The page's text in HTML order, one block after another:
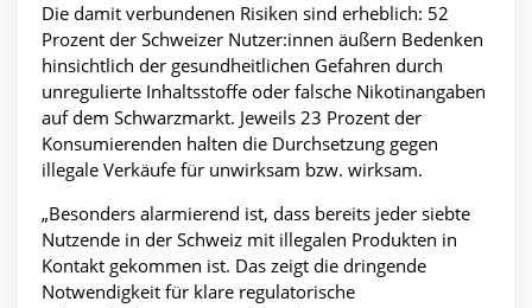
Die damit verbundenen Risiken sind erheblich: 52
Prozent der Schweizer Nutzer:innen äußern Bedenken
hinsichtlich der gesundheitlichen Gefahren durch
unregulierte Inhaltsstoffe oder falsche Nikotinangaben
auf dem Schwarzmarkt. Jeweils 23 Prozent der
Konsumierenden halten die Durchsetzung gegen
illegale Verkäufe für unwirksam bzw. wirksam.
„Besonders alarmierend ist, dass bereits jeder siebte
Nutzende in der Schweiz mit illegalen Produkten in
Kontakt gekommen ist. Das zeigt die dringende
Notwendigkeit für klare regulatorische